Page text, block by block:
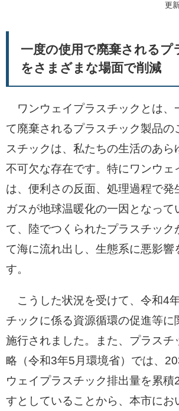
更
一度の使用で廃棄されるプ
をさまざまな場面で削減
ワンウェイプラスチックとは、
て廃棄されるプラスチック製品の
スチックは、私たちの生活のあら
不可欠な存在です。特にワンウェ
は、便利さの反面、処理過程で発
ガスが地球温暖化の一因となって
て、陸でつくられたプラスチック
て海に流れ出し、生態系に悪影響
す。
こうした状況を受けて、令和4
チックに係る資源循環の促進等に
施行されました。また、プラスチ
略（令和3年5月環境省）では、
ウェイプラスチック排出量を累積
すとしていることから、本市にお